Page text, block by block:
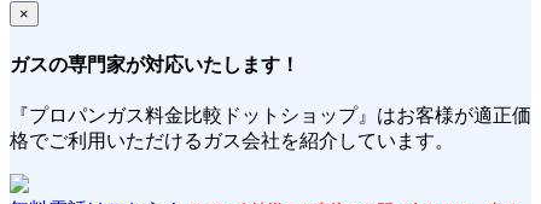
×
ガスの専門家が対応いたします！
『プロパンガス料金比較ドットショップ』はお客様が適正価
格でご利用いただけるガス会社を紹介しています。